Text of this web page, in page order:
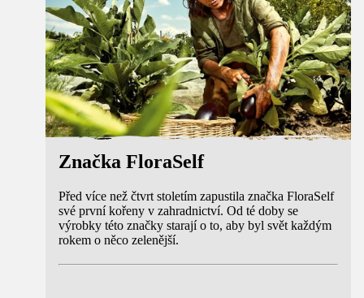
Značka FloraSelf
Před více než čtvrt stoletím zapustila značka FloraSelf
své první kořeny v zahradnictví. Od té doby se
výrobky této značky starají o to, aby byl svět každým
rokem o něco zelenější.